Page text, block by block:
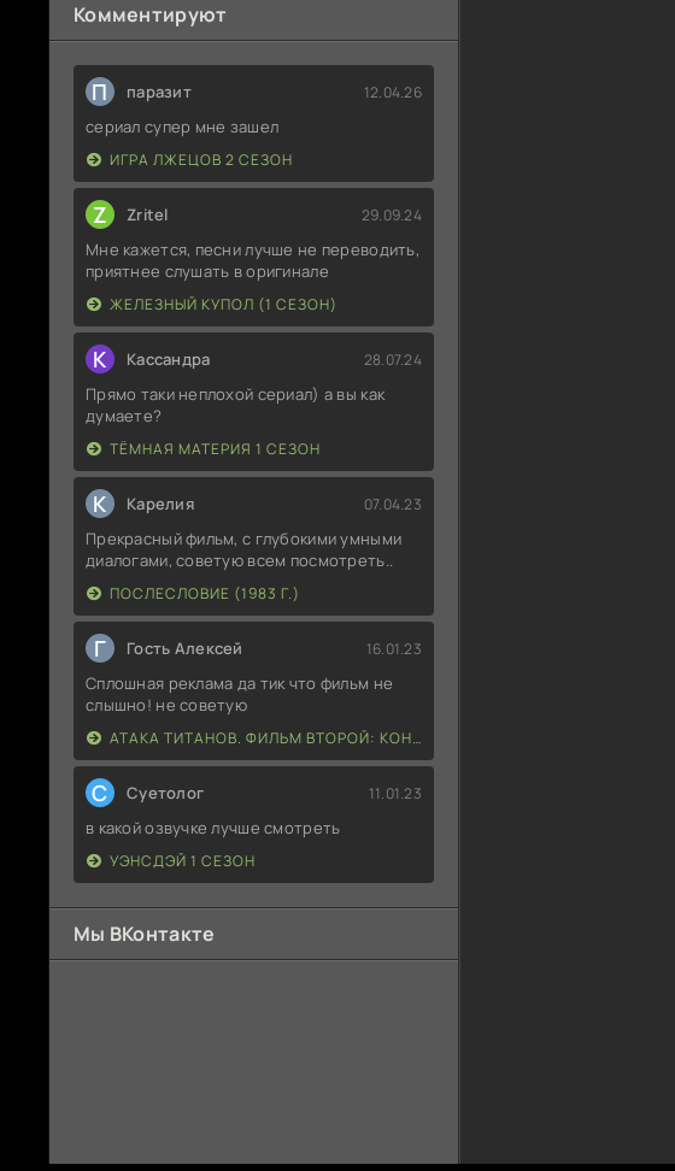
Комментируют
П паразит 12.04.26
сериал супер мне зашел
ИГРА ЛЖЕЦОВ 2 СЕЗОН
Z Zritel 29.09.24
Мне кажется, песни лучше не переводить,
приятнее слушать в оригинале
ЖЕЛЕЗНЫЙ КУПОЛ (1 СЕЗОН)
К Кассандра 28.07.24
Прямо таки неплохой сериал) а вы как
думаете?
ТЁМНАЯ МАТЕРИЯ 1 СЕЗОН
К Карелия 07.04.23
Прекрасный фильм, с глубокими умными
диалогами, советую всем посмотреть..
ПОСЛЕСЛОВИЕ (1983 Г.)
Г Гость Алексей 16.01.23
Сплошная реклама да тик что фильм не
слышно! не советую
АТАКА ТИТАНОВ. ФИЛЬМ ВТОРОЙ: КОНЕЦ СВЕТА
С Суетолог 11.01.23
в какой озвучке лучше смотреть
УЭНСДЭЙ 1 СЕЗОН
Мы ВКонтакте